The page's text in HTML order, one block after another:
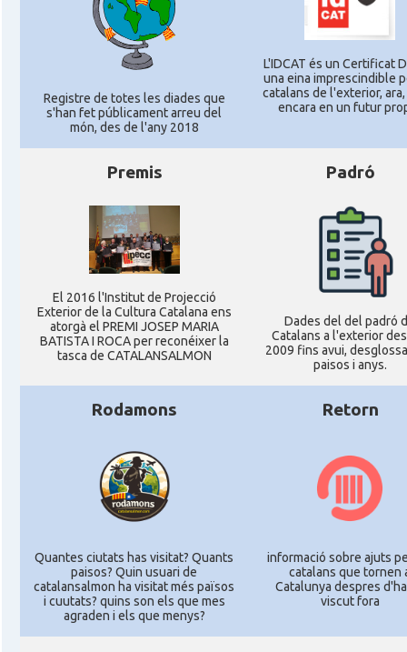
Registre de totes les diades que
s'han fet públicament arreu del
món, des de l'any 2018
L'IDCAT és un Certificat
una eina imprescindible
catalans de l'exterior, ara,
encara en un futur
Premis
El 2016 l'Institut de Projecció
Exterior de la Cultura Catalana ens
atorgà el PREMI JOSEP MARIA
BATISTA I ROCA per reconéixer la
tasca de CATALANSALMON
Padró
Dades del del padró
Catalans a l'exterior
2009 fins avui,
paisos i anys.
Rodamons
Quantes ciutats has visitat? Quants
paisos? Quin usuari de
catalansalmon ha visitat més països
i cuutats? quins son els que mes
agraden i els que menys?
Retorn
informació sobre ajuts
catalans que tornen
Catalunya despres
viscut fora